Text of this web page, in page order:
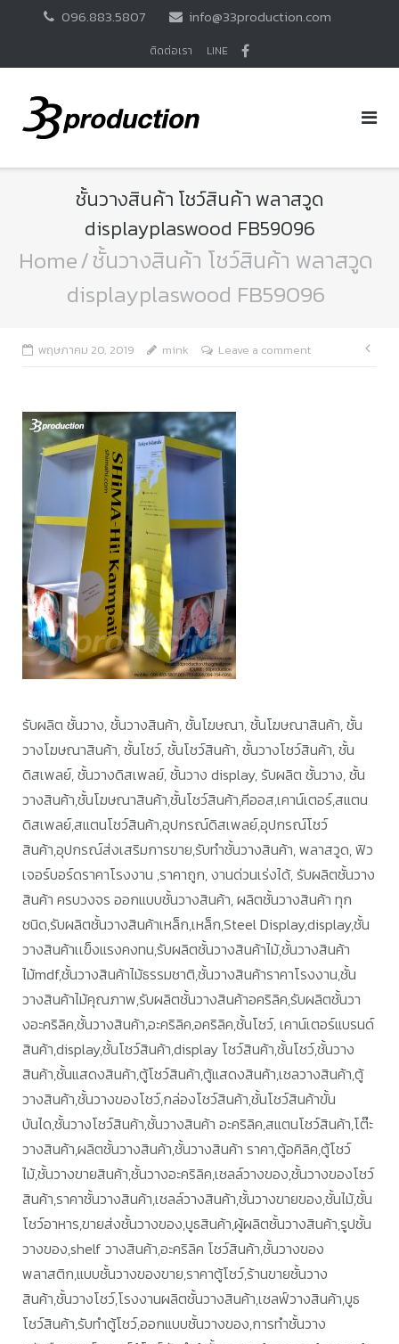
096.883.5807 info@33production.com
ติดต่อเรา LINE
ชั้นวางสินค้า โชว์สินค้า พลาสวูด
displayplaswood FB59096
Home/ชั้นวางสินค้า โชว์สินค้า พลาสวูด
displayplaswood FB59096
พฤษภาคม 20, 2019 mink Leave a comment
แน
รับผลิต ชั้นวาง, ชั้นวางสินค้า, ชั้นโฆษณา, ชั้นโฆษณาสินค้า, ชั้น
วางโฆษณาสินค้า, ชั้นโชว์, ชั้นโชว์สินค้า, ชั้นวางโชว์สินค้า, ชั้น
ดิสเพลย์, ชั้นวางดิสเพลย์, ชั้นวาง display, รับผลิต ชั้นวาง, ชั้น
วางสินค้า,ชั้นโฆษณาสินค้า,ชั้นโชว์สินค้า,คีออส,เคาน์เตอร์,สแตน
ดิสเพลย์,สแตนโชว์สินค้า,อุปกรณ์ดิสเพลย์,อุปกรณ์โชว์
สินค้า,อุปกรณ์ส่งเสริมการขาย,รับทำชั้นวางสินค้า, พลาสวูด, ฟิว
เจอร์บอร์ดราคาโรงงาน ,ราคาถูก, งานด่วนเร่งได้, รับผลิตชั้นวาง
สินค้า ครบวงจร ออกแบบชั้นวางสินค้า, ผลิตชั้นวางสินค้า ทุก
ชนิด,รับผลิตชั้นวางสินค้าเหล็ก,เหล็ก,Steel Display,display,ชั้น
วางสินค้าเเข็งแรงคงทน,รับผลิตชั้นวางสินค้าไม้,ชั้นวางสินค้า
ไม้mdf,ชั้นวางสินค้าไม้ธรรมชาติ,ชั้นวางสินค้าราคาโรงงาน,ชั้น
วางสินค้าไม้คุณภาพ,รับผลิตชั้นวางสินค้าอคริลิค,รับผลิตชั้นวา
งอะคริลิค,ชั้นวางสินค้า,อะคริลิค,อคริลิค,ชั้นโชว์, เคาน์เตอร์แบรนด์
สินค้า,display,ชั้นโชว์สินค้า,display โชว์สินค้า,ชั้นโชว์,ชั้นวาง
สินค้า,ชั้นแสดงสินค้า,ตู้โชว์สินค้า,ตู้แสดงสินค้า,เชลวางสินค้า,ตู้
วางสินค้า,ชั้นวางของโชว์,กล่องโชว์สินค้า,ชั้นโชว์สินค้าขั้น
บันได,ชั้นวางโชว์สินค้า,ชั้นวางสินค้า อะคริลิค,สแตนโชว์สินค้า,โต๊ะ
วางสินค้า,ผลิตชั้นวางสินค้า,ชั้นวางสินค้า ราคา,ตู้อคิลิค,ตู้โชว์
ไม้,ชั้นวางขายสินค้า,ชั้นวางอะคริลิค,เชลล์วางของ,ชั้นวางของโชว์
สินค้า,ราคาชั้นวางสินค้า,เชลล์วางสินค้า,ชั้นวางขายของ,ชั้นไม้,ชั้น
โชว์อาหาร,ขายส่งชั้นวางของ,บูธสินค้า,ผู้ผลิตชั้นวางสินค้า,รูปชั้น
วางของ,shelf วางสินค้า,อะคริลิค โชว์สินค้า,ชั้นวางของ
พลาสติก,แบบชั้นวางของขาย,ราคาตู้โชว์,ร้านขายชั้นวาง
สินค้า,ชั้นวางโชว์,โรงงานผลิตชั้นวางสินค้า,เชลฟ์วางสินค้า,บูธ
โชว์สินค้า,รับทำตู้โชว์,ออกแบบชั้นวางของ,การทำชั้นวาง